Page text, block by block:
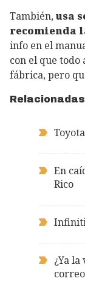
También,usa
recomienda
info en el
con el que todo
fábrica, pero
Relacionadas
En
Rico
Infiniti
¿Ya
correo